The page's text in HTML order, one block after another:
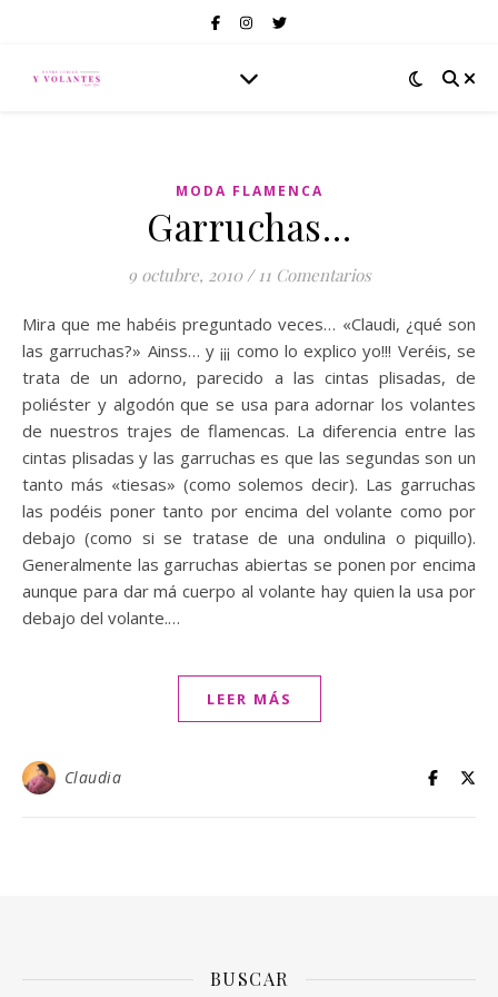
MODA FLAMENCA
Garruchas…
9 octubre, 2010 / 11 Comentarios
Mira que me habéis preguntado veces… «Claudi, ¿qué son
las garruchas?» Ainss… y ¡¡¡ como lo explico yo!!! Veréis, se
trata de un adorno, parecido a las cintas plisadas, de
poliéster y algodón que se usa para adornar los volantes
de nuestros trajes de flamencas. La diferencia entre las
cintas plisadas y las garruchas es que las segundas son un
tanto más «tiesas» (como solemos decir). Las garruchas
las podéis poner tanto por encima del volante como por
debajo (como si se tratase de una ondulina o piquillo).
Generalmente las garruchas abiertas se ponen por encima
aunque para dar má cuerpo al volante hay quien la usa por
debajo del volante.…
LEER MÁS
Claudia
BUSCAR